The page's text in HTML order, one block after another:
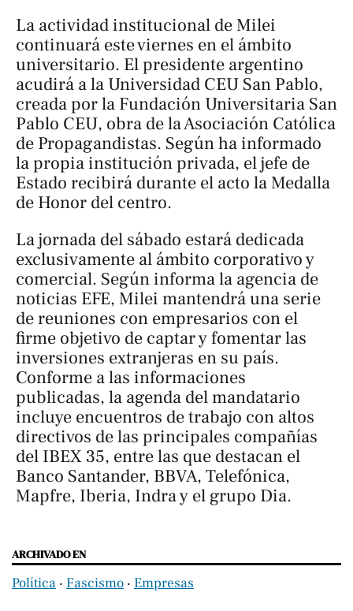
La actividad institucional de Milei
continuará este viernes en el ámbito
universitario. El presidente argentino
acudirá a la Universidad CEU San Pablo,
creada por la Fundación Universitaria San
Pablo CEU, obra de la Asociación Católica
de Propagandistas. Según ha informado
la propia institución privada, el jefe de
Estado recibirá durante el acto la Medalla
de Honor del centro.
La jornada del sábado estará dedicada
exclusivamente al ámbito corporativo y
comercial. Según informa la agencia de
noticias EFE, Milei mantendrá una serie
de reuniones con empresarios con el
firme objetivo de captar y fomentar las
inversiones extranjeras en su país.
Conforme a las informaciones
publicadas, la agenda del mandatario
incluye encuentros de trabajo con altos
directivos de las principales compañías
del IBEX 35, entre las que destacan el
Banco Santander, BBVA, Telefónica,
Mapfre, Iberia, Indra y el grupo Dia.
ARCHIVADO EN
Política ‧ Fascismo ‧ Empresas